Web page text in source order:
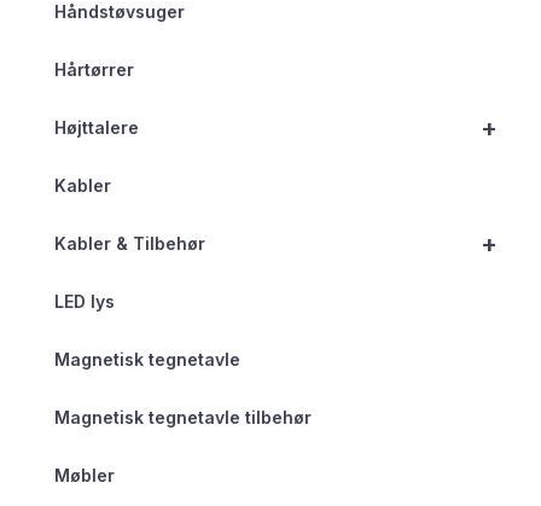
Håndstøvsuger
Hårtørrer
+
Højttalere
Kabler
+
Kabler & Tilbehør
LED lys
Magnetisk tegnetavle
Magnetisk tegnetavle tilbehør
Møbler